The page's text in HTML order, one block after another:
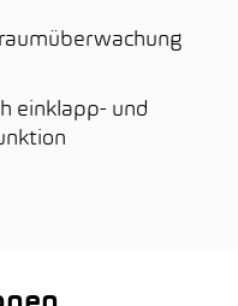
einklapp- und